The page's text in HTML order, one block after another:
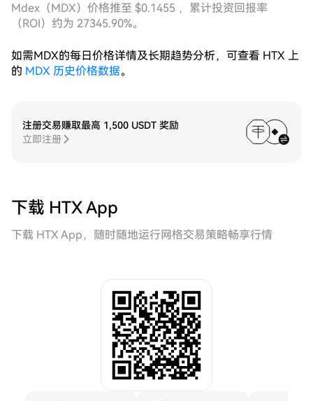
Mdex（MDX）价格推至 $0.1455 ，累计投资回报率
（ROI）约为 27345.90%。
如需MDX的每日价格详情及长期趋势分析，可查看 HTX 上
的 MDX 历史价格数据。
注册交易赚取最高 1,500 USDT 奖励
立即注册
下载 HTX App
下载 HTX App，随时随地运行网格交易策略畅享行情